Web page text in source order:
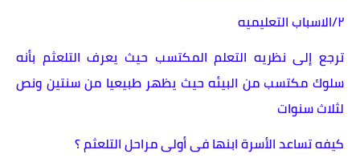
٢/الاسباب التعليميه
ترجع إلى نظريه التعلم المكتسب حيث يعرف التلعثم بأنه
سلوك مكتسب من البيئه حيث يظهر طبيعيا من سنتين ونص
لثلاث سنوات
كيفه تساعد الأسرة ابنها فى أولى مراحل التلعثم ؟